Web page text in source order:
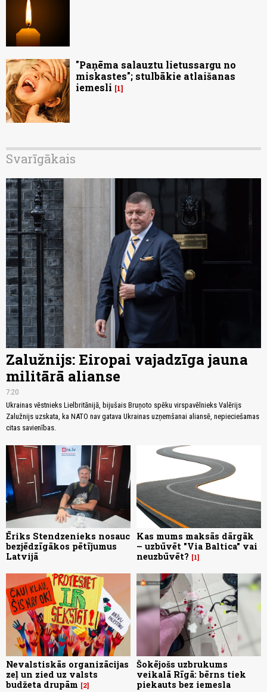
"Paņēma salauztu lietussargu no
miskastes"; stulbākie atlaišanas
iemesli
1
Svarīgākais
Zalužnijs: Eiropai vajadzīga jauna
militārā alianse
7:20
Ukrainas vēstnieks Lielbritānijā, bijušais Bruņoto spēku virspavēlnieks Valērijs
Zalužnijs uzskata, ka NATO nav gatava Ukrainas uzņemšanai aliansē, nepieciešamas
citas savienības.
Ēriks Stendzenieks nosauc
bezjēdzīgākos pētījumus
Latvijā
Kas mums maksās dārgāk
– uzbūvēt "Via Baltica" vai
neuzbūvēt?
1
Nevalstiskās organizācijas
zeļ un zied uz valsts
budžeta drupām
2
Šokējošs uzbrukums
veikalā Rīgā: bērns tiek
piekauts bez iemesla